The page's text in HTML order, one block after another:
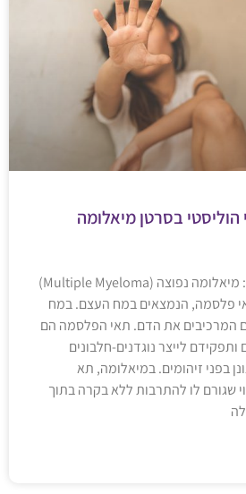
הוליסטי בסרטן מיאלומה
לפי הרפואה המערבית: מיאלומה נפוצה (Multiple Myeloma)
פלסמה, הנמצאים במח העצם. במח
המרכיבים את הדם. תאי הפלסמה הם
לייצר נוגדנים-חלבונים
בפני זיהומים. במיאלומה, תא
שגורם לו להתרבות ללא בקרה בתוך